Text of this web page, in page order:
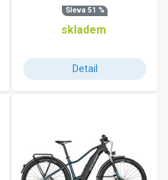
Sleva 51 %
skladem
Detail